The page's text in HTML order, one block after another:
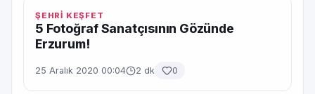
ŞEHRİ KEŞFET
5 Fotoğraf Sanatçısının Gözünde
Erzurum!
25 Aralık 2020 00:04 2 dk 0